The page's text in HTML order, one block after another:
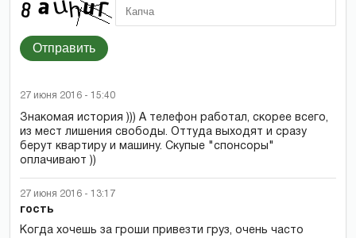
Отправить
27 июня 2016 - 15:40
Знакомая история ))) А телефон работал, скорее всего,
из мест лишения свободы. Оттуда выходят и сразу
берут квартиру и машину. Скупые "спонсоры"
оплачивают ))
27 июня 2016 - 13:17
гость
Когда хочешь за гроши привезти груз, очень часто